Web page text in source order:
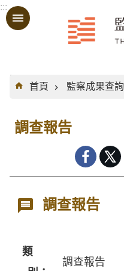
跳到主要內容區塊
:::
:::
首頁
監察成果查詢
調查報告
調查報告
類
調查報告